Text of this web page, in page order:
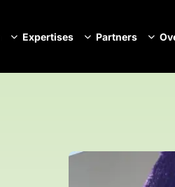
Expertises Partners